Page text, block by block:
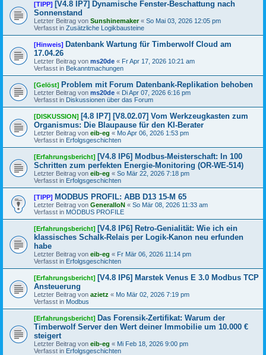
[TIPP] [V4.8 IP7] Dynamische Fenster-Beschattung nach
Sonnenstand
Letzter Beitrag von Sunshinemaker« So Mai 03, 2026 12:05 pm
Verfasst in Zusätzliche Logikbausteine
[Hinweis] Datenbank Wartung für Timberwolf Cloud am
17.04.26
Letzter Beitrag von ms20de « Fr Apr 17, 2026 10:21 am
Verfasst in Bekanntmachungen
[Gelöst] Problem mit Forum Datenbank-Replikation behoben
Letzter Beitrag von ms20de « Di Apr 07, 2026 6:16 pm
Verfasst in Diskussionen über das Forum
[DISKUSSION] [4.8 IP7] [V8.02.07] Vom Werkzeugkasten zum
Organismus: Die Blaupause für den KI-Berater
Letzter Beitrag von eib-eg « Mo Apr 06, 2026 1:53 pm
Verfasst in Erfolgsgeschichten
[Erfahrungsbericht] [V4.8 IP6] Modbus-Meisterschaft: In 100
Schritten zum perfekten Energie-Monitoring (OR-WE-514)
Letzter Beitrag von eib-eg « So Mär 22, 2026 7:18 pm
Verfasst in Erfolgsgeschichten
[TIPP] MODBUS PROFIL: ABB D13 15-M 65
Letzter Beitrag von GeneralIoN « So Mär 08, 2026 11:33 am
Verfasst in MODBUS PROFILE
[Erfahrungsbericht] [V4.8 IP6] Retro-Genialität: Wie ich ein
klassisches Schalk-Relais per Logik-Kanon neu erfunden
habe
Letzter Beitrag von eib-eg « Fr Mär 06, 2026 11:14 pm
Verfasst in Erfolgsgeschichten
[Erfahrungsbericht] [V4.8 IP6] Marstek Venus E 3.0 Modbus TCP
Ansteuerung
Letzter Beitrag von azietz « Mo Mär 02, 2026 7:19 pm
Verfasst in Modbus
[Erfahrungsbericht] Das Forensik-Zertifikat: Warum der
Timberwolf Server den Wert deiner Immobilie um 10.000 €
steigert
Letzter Beitrag von eib-eg « Mi Feb 18, 2026 9:00 pm
Verfasst in Erfolgsgeschichten